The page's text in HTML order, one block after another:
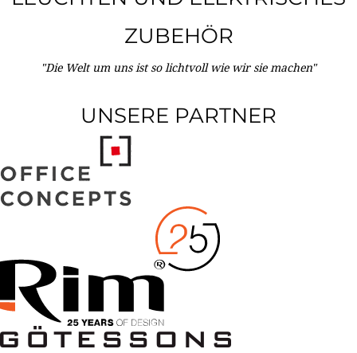
ZUBEHÖR
"Die Welt um uns ist so lichtvoll wie wir sie machen"
UNSERE PARTNER